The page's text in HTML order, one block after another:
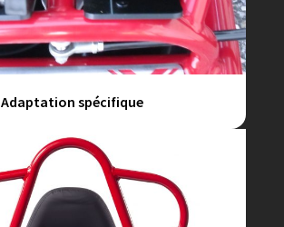
Adaptation spécifique